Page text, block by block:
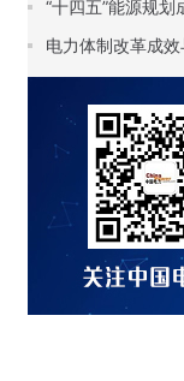
“十四五”能源规
电力体制改革成效